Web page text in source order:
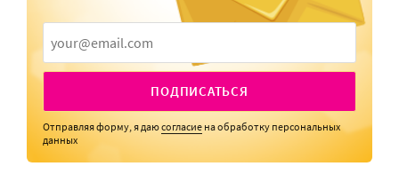
ПОДПИСАТЬСЯ
Отправляя форму, я даюсогласие на обработку персональных
данных